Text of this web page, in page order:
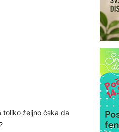
toliko željno čeka da